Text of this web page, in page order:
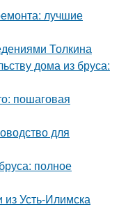
лучшие
Толкина
дома из бруса:
пошаговая
для
полное
Усть-Илимска